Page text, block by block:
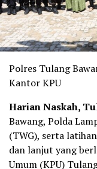
Polres Tulang
Kantor KPU
Harian Naskah,
Bawang, Polda
(TWG), serta
dan lanjut yang
Umum (KPU)